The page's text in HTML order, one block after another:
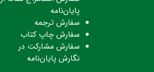
پایان‌نامه
سفارش ترجمه
سفارش چاپ کتاب
سفارش مشارکت در
نگارش پایان‌نامه